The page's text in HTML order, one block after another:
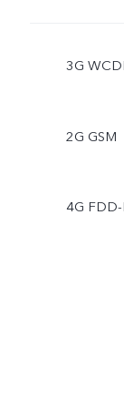
3G
2G GSM
4G FDD-